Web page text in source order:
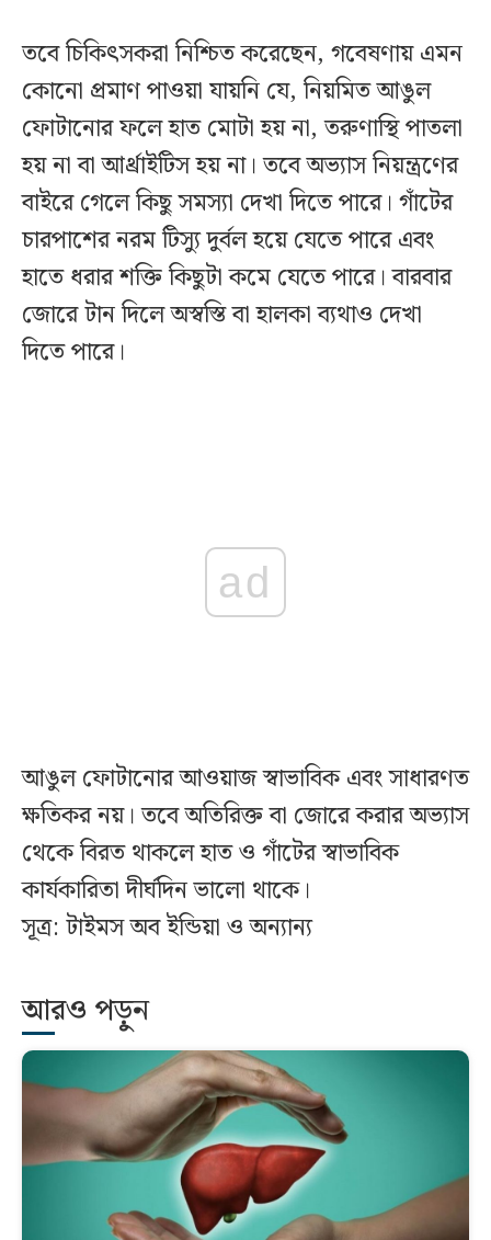
তবে চিকিৎসকরা নিশ্চিত করেছেন, গবেষণায় এমন
কোনো প্রমাণ পাওয়া যায়নি যে, নিয়মিত আঙুল
ফোটানোর ফলে হাত মোটা হয় না, তরুণাস্থি পাতলা
হয় না বা আর্থ্রাইটিস হয় না। তবে অভ্যাস নিয়ন্ত্রণের
বাইরে গেলে কিছু সমস্যা দেখা দিতে পারে। গাঁটের
চারপাশের নরম টিস্যু দুর্বল হয়ে যেতে পারে এবং
হাতে ধরার শক্তি কিছুটা কমে যেতে পারে। বারবার
জোরে টান দিলে অস্বস্তি বা হালকা ব্যথাও দেখা
দিতে পারে।
ad
আঙুল ফোটানোর আওয়াজ স্বাভাবিক এবং সাধারণত
ক্ষতিকর নয়। তবে অতিরিক্ত বা জোরে করার অভ্যাস
থেকে বিরত থাকলে হাত ও গাঁটের স্বাভাবিক
কার্যকারিতা দীর্ঘদিন ভালো থাকে।
সূত্র: টাইমস অব ইন্ডিয়া ও অন্যান্য
আরও পড়ুন